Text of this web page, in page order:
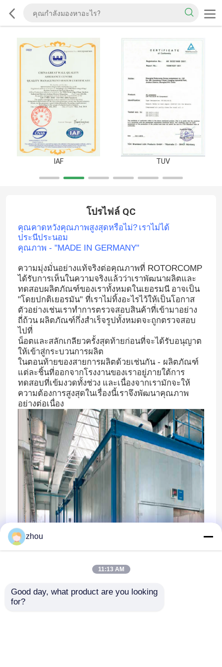
IAF TUV
โปรไฟล์ QC
คุณคาดหวังคุณภาพสูงสุดหรือไม่? เราไม่ได้
ประนีประนอม
คุณภาพ - "MADE IN GERMANY"
ความมุ่งมั่นอย่างแท้จริงต่อคุณภาพที่ ROTORCOMP
ได้รับการเห็นในความจริงแล้วว่าเราพัฒนาผลิตและ
ทดสอบผลิตภัณฑ์ของเราทั้งหมดในเยอรมนี อาจเป็น
"โดยปกติเยอรมัน" ที่เราไม่ทิ้งอะไรไว้ให้เป็นโอกาส
ตัวอย่างเช่นเราทำการตรวจสอบสินค้าที่เข้ามาอย่าง
ถี่ถ้วน ผลิตภัณฑ์กึ่งสำเร็จรูปทั้งหมดจะถูกตรวจสอบ
ไปที่
น็อตและสลักเกลียวครั้งสุดท้ายก่อนที่จะได้รับอนุญาต
ให้เข้าสู่กระบวนการผลิต
ในตอนท้ายของสายการผลิตด้วยเช่นกัน - ผลิตภัณฑ์
แต่ละชิ้นที่ออกจากโรงงานของเราอยู่ภายใต้การ
ทดสอบที่เข้มงวดทั้งช่วง และเนื่องจากเรามักจะให้
ความต้องการสูงสุดในเรื่องนี้เราจึงพัฒนาคุณภาพ
อย่างต่อเนื่อง
zhou
11:13 AM
Good day, what product are you looking
for?